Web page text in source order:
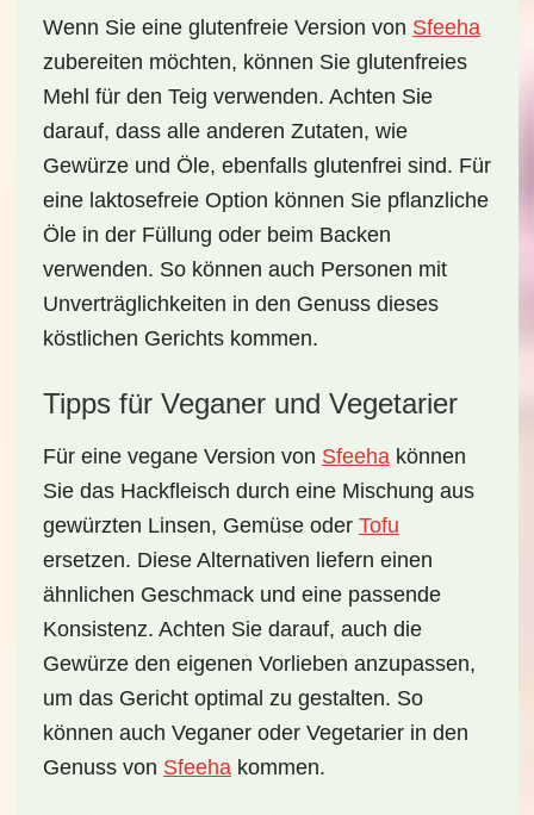
Wenn Sie eine glutenfreie Version von Sfeeha
zubereiten möchten, können Sie glutenfreies
Mehl für den Teig verwenden. Achten Sie
darauf, dass alle anderen Zutaten, wie
Gewürze und Öle, ebenfalls glutenfrei sind. Für
eine laktosefreie Option können Sie pflanzliche
Öle in der Füllung oder beim Backen
verwenden. So können auch Personen mit
Unverträglichkeiten in den Genuss dieses
köstlichen Gerichts kommen.
Tipps für Veganer und Vegetarier
Für eine vegane Version von Sfeehakönnen
Sie das Hackfleisch durch eine Mischung aus
gewürzten Linsen, Gemüse oder Tofu
ersetzen. Diese Alternativen liefern einen
ähnlichen Geschmack und eine passende
Konsistenz. Achten Sie darauf, auch die
Gewürze den eigenen Vorlieben anzupassen,
um das Gericht optimal zu gestalten. So
können auch Veganer oder Vegetarier in den
Genuss von Sfeehakommen.